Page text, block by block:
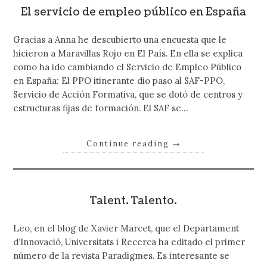
El servicio de empleo público en España
Gracias a Anna he descubierto una encuesta que le
hicieron a Maravillas Rojo en El País. En ella se explica
como ha ido cambiando el Servicio de Empleo Público
en España: El PPO itinerante dio paso al SAF-PPO,
Servicio de Acción Formativa, que se dotó de centros y
estructuras fijas de formación. El SAF se…
Continue reading →
Talent. Talento.
Leo, en el blog de Xavier Marcet, que el Departament
d’Innovació, Universitats i Recerca ha editado el primer
número de la revista Paradigmes. Es interesante se